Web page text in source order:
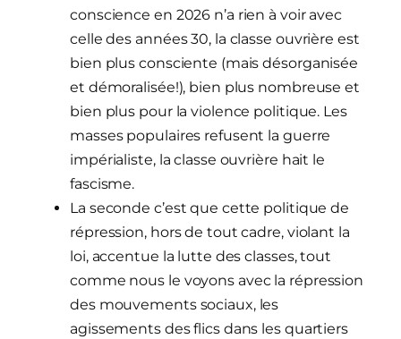
conscience en 2026 n’a rien à voir avec
celle des années 30, la classe ouvrière est
bien plus consciente (mais désorganisée
et démoralisée!), bien plus nombreuse et
bien plus pour la violence politique. Les
masses populaires refusent la guerre
impérialiste, la classe ouvrière hait le
fascisme.
La seconde c’est que cette politique de
répression, hors de tout cadre, violant la
loi, accentue la lutte des classes, tout
comme nous le voyons avec la répression
des mouvements sociaux, les
agissements des flics dans les quartiers